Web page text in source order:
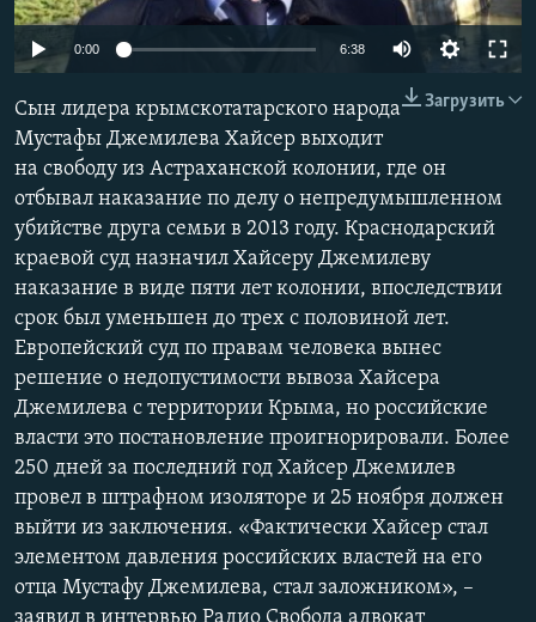
ПОБЕДИТЕЛЕЙ НЕ СУДЯТ?
КРЫМ.НЕПОКОРЕННЫЙ
ELIFBE
УКРАИНСКАЯ ПРОБЛЕМА КРЫМА
ПРИСОЕДИНЯЙТЕСЬ!
Все сайты RFE/RL
0:00 6:38
Загрузить
Сын лидера крымскотатарского народа
Мустафы Джемилева Хайсер выходит
на свободу из Астраханской колонии, где он
отбывал наказание по делу о непредумышленном
убийстве друга семьи в 2013 году. Краснодарский
краевой суд назначил Хайсеру Джемилеву
наказание в виде пяти лет колонии, впоследствии
срок был уменьшен до трех с половиной лет.
Европейский суд по правам человека вынес
решение о недопустимости вывоза Хайсера
Джемилева с территории Крыма, но российские
власти это постановление проигнорировали. Более
250 дней за последний год Хайсер Джемилев
провел в штрафном изоляторе и 25 ноября должен
выйти из заключения. «Фактически Хайсер стал
элементом давления российских властей на его
отца Мустафу Джемилева, стал заложником», –